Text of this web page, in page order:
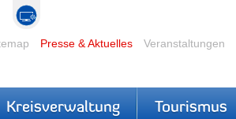
Presse & Aktuelles Veranstaltungen
Kreisverwaltung Tourismus